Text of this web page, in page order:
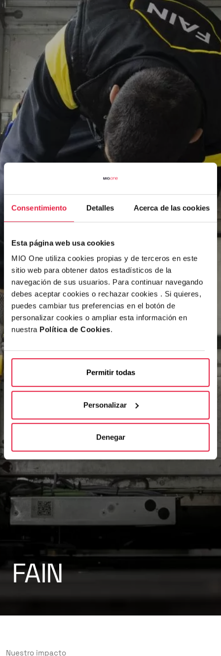
Consentimiento Detalles Acerca de las cookies
Esta página web usa cookies
MIO One utiliza cookies propias y de terceros en este
sitio web para obtener datos estadísticos de la
navegación de sus usuarios. Para continuar navegando
debes aceptar cookies o rechazar cookies . Si quieres,
puedes cambiar tus preferencias en el botón de
personalizar cookies o ampliar esta información en
nuestra Política de Cookies.
Permitir todas
Personalizar
Denegar
FAIN
Nuestro impacto